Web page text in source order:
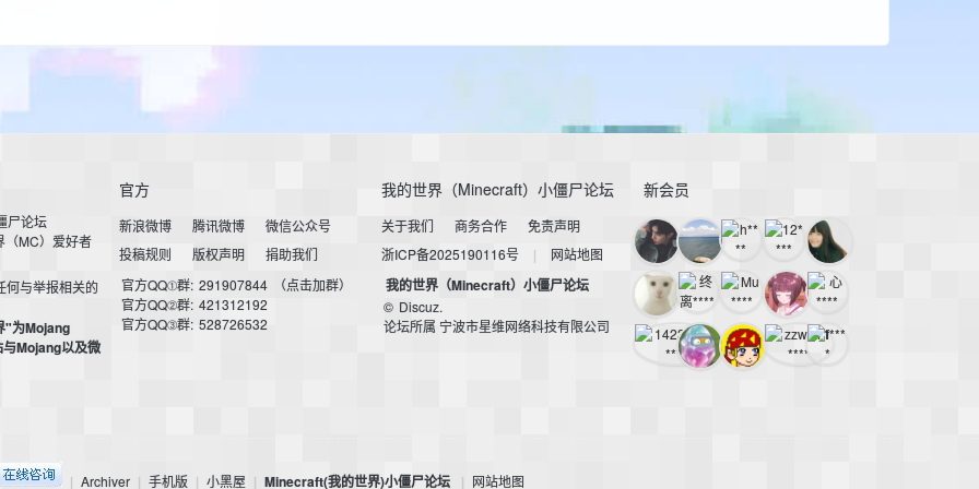
尸论坛
（MC）爱好者
何与举报相关的
"为Mojang
Mojang以及微
官方
新浪微博 腾讯微博
微信公众号
投稿规则
版权声明
捐助我们
官方QQ①群: 291907844
（点击加群）
官方QQ②群: 421312192
官方QQ③群: 528726532
我的世界（Minecraft）小僵尸论坛
关于我们 商务合作
免责声明
浙ICP备2025190116号
| 网站地图
我的世界（Minecraft）小僵尸论坛
© Discuz.
论坛所属 宁波市星维网络科技有限公司
新会员
Archiver 手机版 小黑屋 Minecraft(我的世界)小僵尸论坛 网站地图